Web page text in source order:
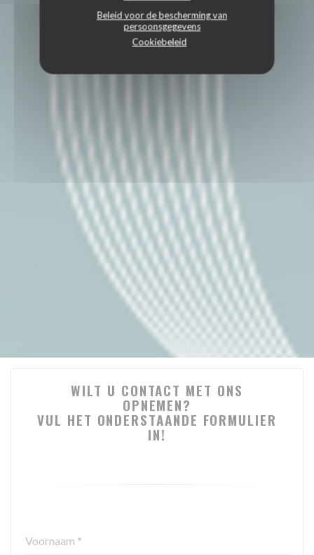
Beleid voor de bescherming van
persoonsgegevens
Cookiebeleid
WILT U CONTACT MET ONS
OPNEMEN?
VUL HET ONDERSTAANDE FORMULIER
IN!